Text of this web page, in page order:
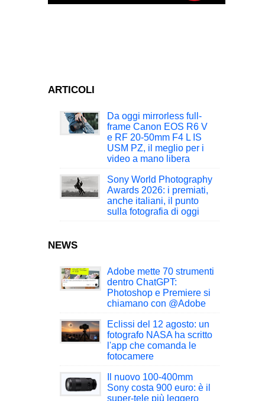
ARTICOLI
Da oggi mirrorless full-
frame Canon EOS R6 V
e RF 20-50mm F4 L IS
USM PZ, il meglio per i
video a mano libera
Sony World Photography
Awards 2026: i premiati,
anche italiani, il punto
sulla fotografia di oggi
NEWS
Adobe mette 70 strumenti
dentro ChatGPT:
Photoshop e Premiere si
chiamano con @Adobe
Eclissi del 12 agosto: un
fotografo NASA ha scritto
l'app che comanda le
fotocamere
Il nuovo 100-400mm
Sony costa 900 euro: è il
super-tele più leggero